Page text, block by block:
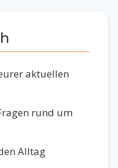
aktuellen
rund um
Alltag